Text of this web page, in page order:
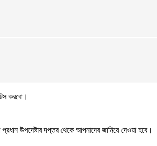
করবো।
উপদেষ্টার দপ্তর থেকে আপনাদের জানিয়ে দেওয়া হবে।